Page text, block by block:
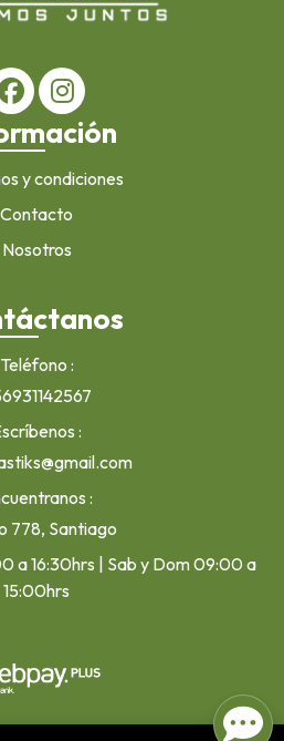
y condiciones
Contacto
Nosotros
Teléfono
778, Santiago
a 16:30hrs | Sab y Dom 09:00 a
15:00hrs